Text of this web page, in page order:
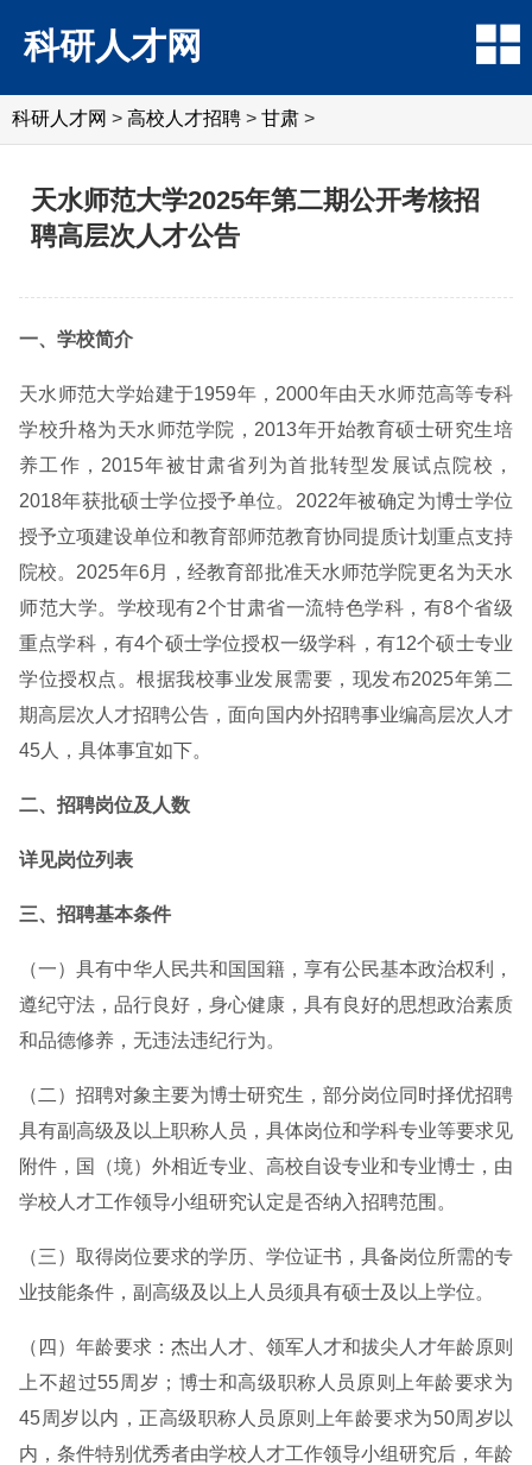
科研人才网
科研人才网 > 高校人才招聘 > 甘肃 >
天水师范大学2025年第二期公开考核招
聘高层次人才公告
一、学校简介
天水师范大学始建于1959年，2000年由天水师范高等专科
学校升格为天水师范学院，2013年开始教育硕士研究生培
养工作，2015年被甘肃省列为首批转型发展试点院校，
2018年获批硕士学位授予单位。2022年被确定为博士学位
授予立项建设单位和教育部师范教育协同提质计划重点支持
院校。2025年6月，经教育部批准天水师范学院更名为天水
师范大学。学校现有2个甘肃省一流特色学科，有8个省级
重点学科，有4个硕士学位授权一级学科，有12个硕士专业
学位授权点。根据我校事业发展需要，现发布2025年第二
期高层次人才招聘公告，面向国内外招聘事业编高层次人才
45人，具体事宜如下。
二、招聘岗位及人数
详见岗位列表
三、招聘基本条件
（一）具有中华人民共和国国籍，享有公民基本政治权利，
遵纪守法，品行良好，身心健康，具有良好的思想政治素质
和品德修养，无违法违纪行为。
（二）招聘对象主要为博士研究生，部分岗位同时择优招聘
具有副高级及以上职称人员，具体岗位和学科专业等要求见
附件，国（境）外相近专业、高校自设专业和专业博士，由
学校人才工作领导小组研究认定是否纳入招聘范围。
（三）取得岗位要求的学历、学位证书，具备岗位所需的专
业技能条件，副高级及以上人员须具有硕士及以上学位。
（四）年龄要求：杰出人才、领军人才和拔尖人才年龄原则
上不超过55周岁；博士和高级职称人员原则上年龄要求为
45周岁以内，正高级职称人员原则上年龄要求为50周岁以
内，条件特别优秀者由学校人才工作领导小组研究后，年龄